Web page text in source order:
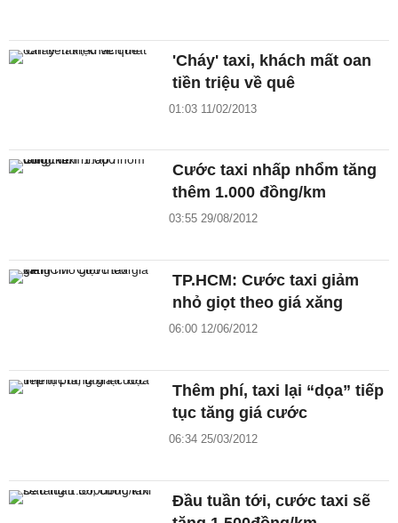
'Cháy' taxi, khách mất oan
tiền triệu về quê
01:03 11/02/2013
Cước taxi nhấp nhổm tăng
thêm 1.000 đồng/km
03:55 29/08/2012
TP.HCM: Cước taxi giảm
nhỏ giọt theo giá xăng
06:00 12/06/2012
Thêm phí, taxi lại “dọa” tiếp
tục tăng giá cước
06:34 25/03/2012
Đầu tuần tới, cước taxi sẽ